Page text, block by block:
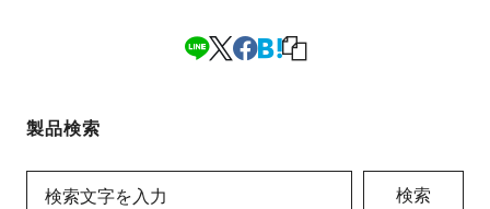
製品検索
検索